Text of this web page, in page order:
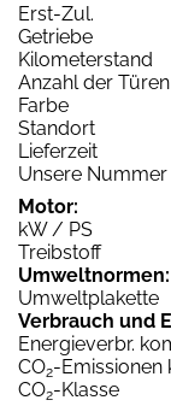
Erst-Zul.
Getriebe
Kilometerstand
Anzahl der Türen
Farbe
Standort
Lieferzeit
Unsere Nummer
Motor:
kW / PS
Treibstoff
Umweltnormen:
Umweltplakette
Verbrauch und
Energieverbr.
CO2-Emissionen
CO2-Klasse